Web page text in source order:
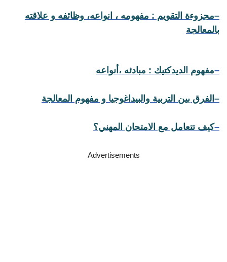
–مجزوءة التقويم : مفهومه ، انواعه، وظائفه و علاقته
بالمعالجة
–مفهوم الديدكتيك : مبادئه ،أنواعه
– الفرق بين التربية والبيداغوجيا و مفهوم المعالجة
–كيف تتعامل مع الامتحان المهني؟
Advertisements